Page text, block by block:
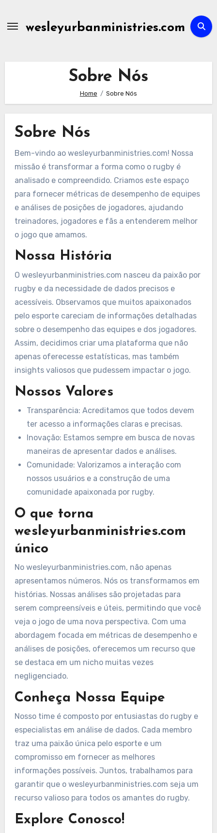
contentwesleyurbanministries.com
Sobre Nós
Home Sobre Nós
Sobre Nós
Bem-vindo ao wesleyurbanministries.com! Nossa
missão é transformar a forma como o rugby é
analisado e compreendido. Criamos este espaço
para fornecer métricas de desempenho de equipes
e análises de posições de jogadores, ajudando
treinadores, jogadores e fãs a entenderem melhor
o jogo que amamos.
Nossa História
O wesleyurbanministries.com nasceu da paixão por
rugby e da necessidade de dados precisos e
acessíveis. Observamos que muitos apaixonados
pelo esporte careciam de informações detalhadas
sobre o desempenho das equipes e dos jogadores.
Assim, decidimos criar uma plataforma que não
apenas oferecesse estatísticas, mas também
insights valiosos que pudessem impactar o jogo.
Nossos Valores
Transparência: Acreditamos que todos devem
ter acesso a informações claras e precisas.
Inovação: Estamos sempre em busca de novas
maneiras de apresentar dados e análises.
Comunidade: Valorizamos a interação com
nossos usuários e a construção de uma
comunidade apaixonada por rugby.
O que torna
wesleyurbanministries.com
único
No wesleyurbanministries.com, não apenas
apresentamos números. Nós os transformamos em
histórias. Nossas análises são projetadas para
serem compreensíveis e úteis, permitindo que você
veja o jogo de uma nova perspectiva. Com uma
abordagem focada em métricas de desempenho e
análises de posições, oferecemos um recurso que
se destaca em um nicho muitas vezes
negligenciado.
Conheça Nossa Equipe
Nosso time é composto por entusiastas do rugby e
especialistas em análise de dados. Cada membro
traz uma paixão única pelo esporte e um
compromisso em fornecer as melhores
informações possíveis. Juntos, trabalhamos para
garantir que o wesleyurbanministries.com seja um
recurso valioso para todos os amantes do rugby.
Explore Conosco!